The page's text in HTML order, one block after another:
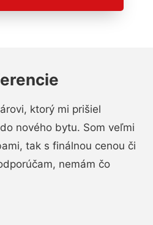
ktorý mi prišiel
nového bytu. Som veľmi
tak s finálnou cenou či
nemám čo